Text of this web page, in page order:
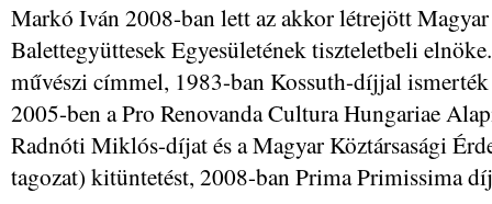
Markó Iván 2008-ban lett az akkor létrejött Magyar
Balettegyüttesek Egyesületének tiszteletbeli
művészi címmel, 1983-ban Kossuth-díjjal
2005-ben a Pro Renovanda Cultura Hungariae
Radnóti Miklós-díjat és a Magyar Köztársasági
tagozat) kitüntetést, 2008-ban Prima Primissima